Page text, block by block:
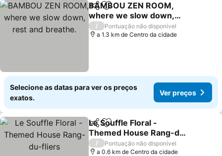
PartilharAdicionar aos favoritos
BAMBOU ZEN ROOM,
where we slow down,
rest and breathe.
Ver preços
/
Pontuação não disponível
a 1.3 km de Centro da cidade
Selecione as datas para ver os preços
exatos.
Ver preços
PartilharAdicionar aos favoritos
Le Souffle Floral -
Themed House Rang-du-
fliers
Ver preços
/
Pontuação não disponível
a 0.6 km de Centro da cidade